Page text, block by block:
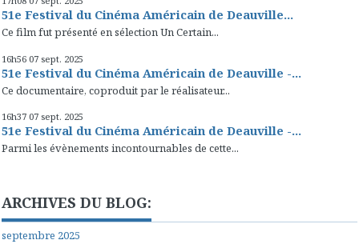
51e Festival du Cinéma Américain de Deauville...
Ce film fut présenté en sélection Un Certain...
16h56 07 sept. 2025
51e Festival du Cinéma Américain de Deauville -...
Ce documentaire, coproduit par le réalisateur...
16h37 07 sept. 2025
51e Festival du Cinéma Américain de Deauville -...
Parmi les évènements incontournables de cette...
ARCHIVES DU BLOG:
septembre 2025